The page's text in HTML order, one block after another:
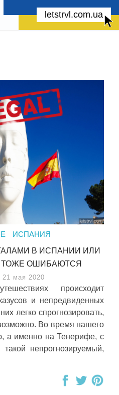
letstrvl.com.ua
ИСПАНИЯ
В ИСПАНИИ ИЛИ
ТОЖЕ ОШИБАЮТСЯ
21 мая 2020
происходит
и непредвиденных
легко спрогнозировать,
Во время нашего
а именно на Тенерифе, с
непрогнозируемый,